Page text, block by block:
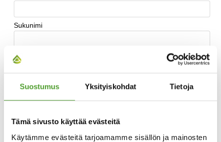
Suostumus Yksityiskohdat Tietoja
Tämä sivusto käyttää evästeitä
Käytämme evästeitä tarjoamamme sisällön ja mainosten